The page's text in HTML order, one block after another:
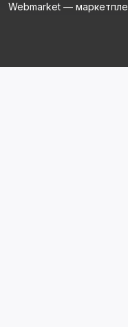
Webmarket —